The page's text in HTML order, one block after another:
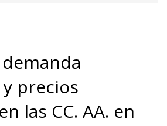
precios
las CC. AA. en